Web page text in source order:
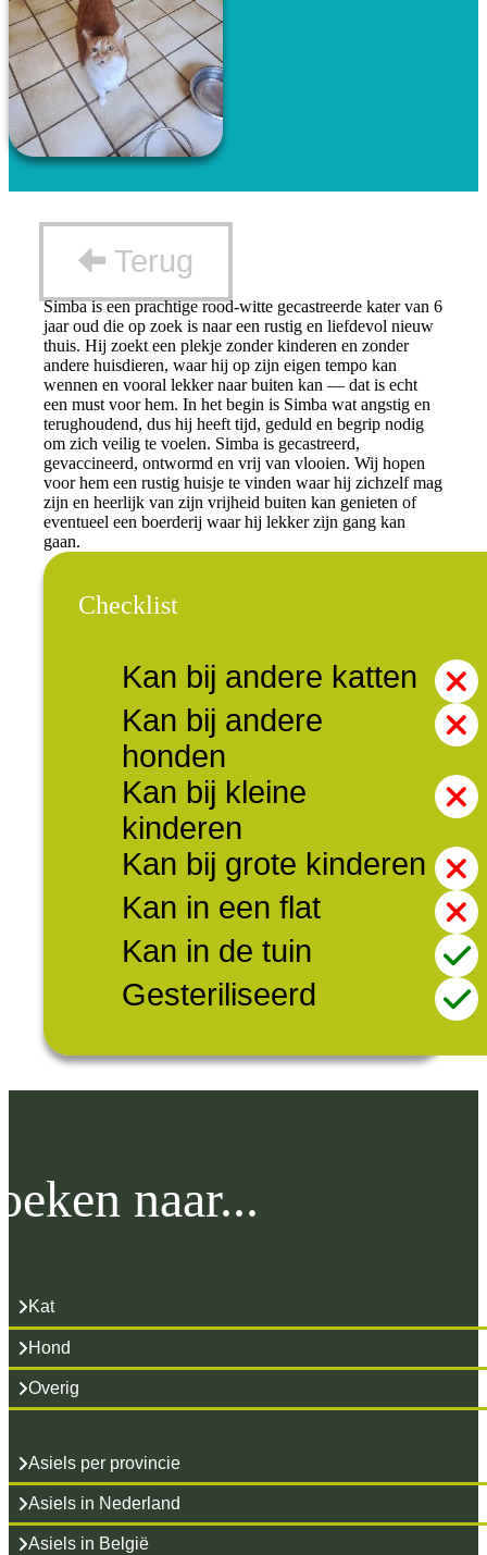
Terug
Simba is een prachtige rood-witte gecastreerde kater van 6
jaar oud die op zoek is naar een rustig en liefdevol nieuw
thuis. Hij zoekt een plekje zonder kinderen en zonder
andere huisdieren, waar hij op zijn eigen tempo kan
wennen en vooral lekker naar buiten kan — dat is echt
een must voor hem. In het begin is Simba wat angstig en
terughoudend, dus hij heeft tijd, geduld en begrip nodig
om zich veilig te voelen. Simba is gecastreerd,
gevaccineerd, ontwormd en vrij van vlooien. Wij hopen
voor hem een rustig huisje te vinden waar hij zichzelf mag
zijn en heerlijk van zijn vrijheid buiten kan genieten of
eventueel een boerderij waar hij lekker zijn gang kan
gaan.
Checklist
Kan bij andere katten
Kan bij andere
honden
Kan bij kleine
kinderen
Kan bij grote kinderen
Kan in een flat
Kan in de tuin
Gesteriliseerd
naar...
Kat
Hond
Overig
Asiels per provincie
Asiels in Nederland
Asiels in België